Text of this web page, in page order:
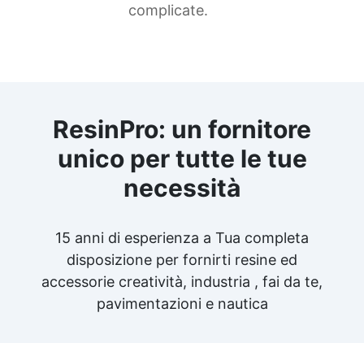
complicate.
ResinPro: un fornitore
unico per tutte le tue
necessità
15 anni di esperienza a Tua completa
disposizione per fornirti resine ed
accessorie creatività, industria , fai da te,
pavimentazioni e nautica